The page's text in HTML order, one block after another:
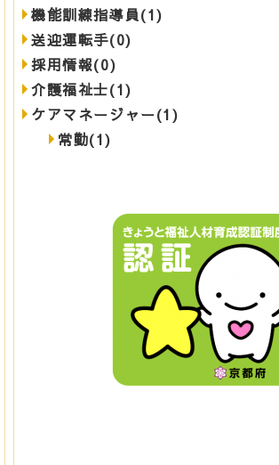
機能訓練指導員(1)
送迎運転手(0)
採用情報(0)
介護福祉士(1)
ケアマネージャー(1)
常勤(1)